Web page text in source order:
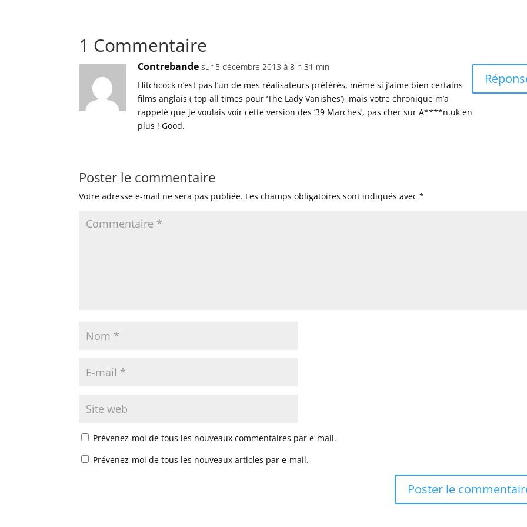
1 Commentaire
Contrebande sur 5 décembre 2013 à 8 h 31 min
Hitchcock n’est pas l’un de mes réalisateurs préférés, même si j’aime bien certains
films anglais ( top all times pour ‘The Lady Vanishes’), mais votre chronique m’a
rappelé que je voulais voir cette version des ’39 Marches’, pas cher sur A****n.uk en
plus ! Good.
Poster le commentaire
Votre adresse e-mail ne sera pas publiée. Les champs obligatoires sont indiqués avec*
Prévenez-moi de tous les nouveaux commentaires par e-mail.
Prévenez-moi de tous les nouveaux articles par e-mail.